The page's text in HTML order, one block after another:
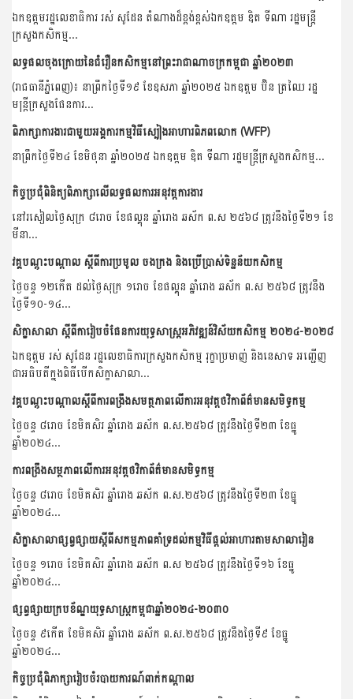
ឯកឧត្តមរដ្ឋលេខាធិការ រស់ សូដែន តំណាងដ៏ខ្ពង់ខ្ពស់ឯកឧត្តម ឌិត ទីណា រដ្ឋមន្ត្រី
ក្រសួងកសិកម្ម...
លទ្ធផលចុងក្រោយនៃជំរឿនកសិកម្មនៅព្រះរាជាណាចក្រកម្ពុជា ឆ្នាំ២០២៣
(រាជធានីភ្នំពេញ)៖ នាព្រឹកថ្ងៃទី១៩ ខែឧសភា ឆ្នាំ២០២៥ ឯកឧត្តម ប៊ិន ត្រឈៃ រដ្ឋ
មន្ត្រីក្រសួងផែនការ...
ពិភាក្សាការងារជាមួយអង្គការកម្មវិធីស្បៀងអាហារពិភពលោក (WFP)
នាព្រឹកថ្ងៃទី២៤ ខែមិថុនា ឆ្នាំ២០២៥ ឯកឧត្តម ឌិត ទីណា រដ្ឋមន្ដ្រីក្រសួងកសិកម្ម...
កិច្ចប្រជុំពិនិត្យពិភាក្សាលើលទ្ធផលការអនុវត្តការងារ
នៅរសៀលថ្ងៃសុក្រ ៨រោច ខែផល្គុន ឆ្នាំរោង ឆស័ក ព.ស ២៥៦៨ ត្រូវនឹងថ្ងៃទី២១ ខែ
មីនា...
វគ្គបណ្តុះបណ្តាល ស្តីពីការប្រមូល ចងក្រង និងប្រើប្រាស់ទិន្នន័យកសិកម្ម
ថ្ងៃចន្ទ ១២កើត ដល់ថ្ងៃសុក្រ ១រោច ខែផល្គុន ឆ្នាំរោង ឆស័ក ព.ស ២៥៦៨ ត្រូវនឹង
ថ្ងៃទី១០-១៤...
សិក្ខាសាលា ស្ដីពីការៀបចំផែនការយុទ្ធសាស្រ្តអភិវឌ្ឍន៍វិស័យកសិកម្ម ២០២៤-២០២៨
ឯកឧត្តម រស់ សូដែន រដ្ឋលេខាធិការក្រសួងកសិកម្ម រុក្ខាប្រមាញ់ និងនេសាទ អញ្ជេីញ
ជាអធិបតីក្នុងពិធីបើកសិក្ខាសាលា...
វគ្គបណ្តុះបណ្តាលស្តីពីការពង្រឹងសមត្ថភាពលើការអនុវត្តថវិកាព័ត៌មានសមិទ្ធកម្ម
ថ្ងៃចន្ទ ៨រោច ខែមិគសិរ ឆ្នាំរោង ឆស័ក ព.ស.២៥៦៨ ត្រូវនឹងថ្ងៃទី២៣ ខែធ្នូ
ឆ្នាំ២០២៤...
ការពង្រឹងសម្ថភាពលើការអនុវត្តថវិកាព័ត៌មានសមិទ្ធកម្ម
ថ្ងៃចន្ទ ៨រោច ខែមិគសិរ ឆ្នាំរោង ឆស័ក ព.ស.២៥៦៨ ត្រូវនឹងថ្ងៃទី២៣ ខែធ្នូ
ឆ្នាំ២០២៤...
សិក្ខាសាលាផ្សព្វផ្សាយស្តីពីសកម្មភាពគាំទ្រដល់កម្មវិធីផ្តល់អាហារតាមសាលារៀន
ថ្ងៃចន្ទ ១រោច ខែមិគសិរ ឆ្នាំរោង ឆស័ក ព.ស ២៥៦៨ ត្រូវនឹងថ្ងៃទី១៦ ខែធ្នូ
ឆ្នាំ២០២៤...
ផ្សព្វផ្សាយក្របខ័ណ្ឌយុទ្ធសាស្ត្រកម្ពុជាឆ្នាំ២០២៤-២០៣០
ថ្ងៃចន្ទ ៩កើត ខែមិគសិរ ឆ្នាំរោង ឆស័ក ព.ស.២៥៦៨ ត្រូវនឹងថ្ងៃទី៩ ខែធ្នូ
ឆ្នាំ២០២៤...
កិច្ចប្រជុំពិភាក្សារៀបចំរបាយការណ៍ពាក់កណ្តាល